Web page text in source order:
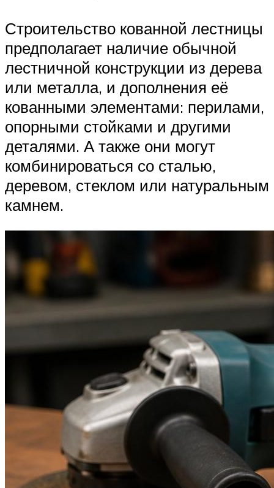
Строительство кованной лестницы
предполагает наличие обычной
лестничной конструкции из дерева
или металла, и дополнения её
кованными элементами: перилами,
опорными стойками и другими
деталями. А также они могут
комбинироваться со сталью,
деревом, стеклом или натуральным
камнем.